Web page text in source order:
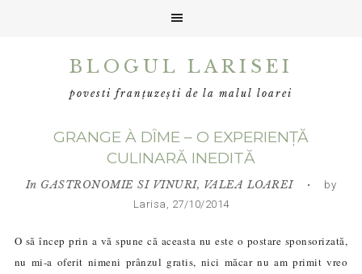
BLOGUL LARISEI
povesti franțuzești de la malul loarei
GRANGE À DÎME – O EXPERIENȚĂ
CULINARĂ INEDITĂ
In GASTRONOMIE SI VINURI, VALEA LOAREI• by
Larisa, 27/10/2014
O să încep prin a vă spune că aceasta nu este o postare sponsorizată,
nu mi-a oferit nimeni prânzul gratis, nici măcar nu am primit vreo